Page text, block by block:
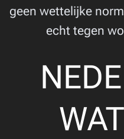
geen wettelijke
echt tegen